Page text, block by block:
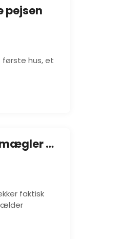
pejsen
første hus, et
Hvidovre ejendomsmægler Max Mardorf
faktisk